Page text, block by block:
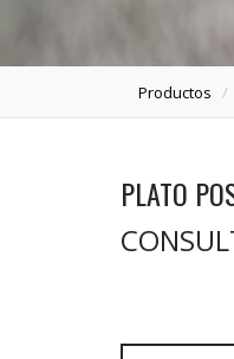
Productos
PLATO